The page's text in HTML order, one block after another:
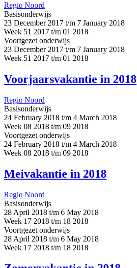
Regio Noord
Basisonderwijs
23 December 2017 t/m 7 January 2018
Week 51 2017 t/m 01 2018
Voortgezet onderwijs
23 December 2017 t/m 7 January 2018
Week 51 2017 t/m 01 2018
Voorjaarsvakantie in 2018
Regio Noord
Basisonderwijs
24 February 2018 t/m 4 March 2018
Week 08 2018 t/m 09 2018
Voortgezet onderwijs
24 February 2018 t/m 4 March 2018
Week 08 2018 t/m 09 2018
Meivakantie in 2018
Regio Noord
Basisonderwijs
28 April 2018 t/m 6 May 2018
Week 17 2018 t/m 18 2018
Voortgezet onderwijs
28 April 2018 t/m 6 May 2018
Week 17 2018 t/m 18 2018